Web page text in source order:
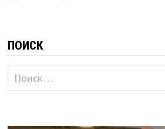
ПОИСК
Найти: